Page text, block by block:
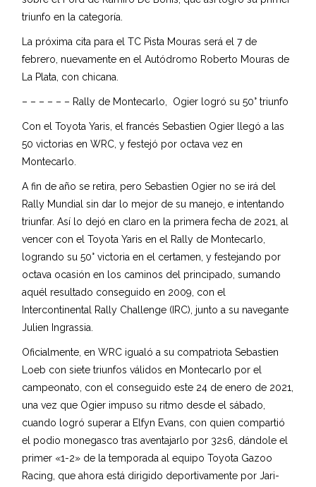
triunfo en la categoría.
La próxima cita para el TC Pista Mouras será el 7 de
febrero, nuevamente en el Autódromo Roberto Mouras de
La Plata, con chicana.
– – – – – – Rally de Montecarlo, Ogier logró su 50° triunfo
Con el Toyota Yaris, el francés Sebastien Ogier llegó a las
50 victorias en WRC, y festejó por octava vez en
Montecarlo.
A fin de año se retira, pero Sebastien Ogier no se irá del
Rally Mundial sin dar lo mejor de su manejo, e intentando
triunfar. Así lo dejó en claro en la primera fecha de 2021, al
vencer con el Toyota Yaris en el Rally de Montecarlo,
logrando su 50° victoria en el certamen, y festejando por
octava ocasión en los caminos del principado, sumando
aquél resultado conseguido en 2009, con el
Intercontinental Rally Challenge (IRC), junto a su navegante
Julien Ingrassia.
Oficialmente, en WRC igualó a su compatriota Sebastien
Loeb con siete triunfos válidos en Montecarlo por el
campeonato, con el conseguido este 24 de enero de 2021,
una vez que Ogier impuso su ritmo desde el sábado,
cuando logró superar a Elfyn Evans, con quien compartió
el podio monegasco tras aventajarlo por 32s6, dándole el
primer «1-2» de la temporada al equipo Toyota Gazoo
Racing, que ahora está dirigido deportivamente por Jari-